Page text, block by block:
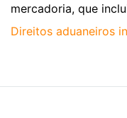
mercadoria, que
Direitos aduaneiros